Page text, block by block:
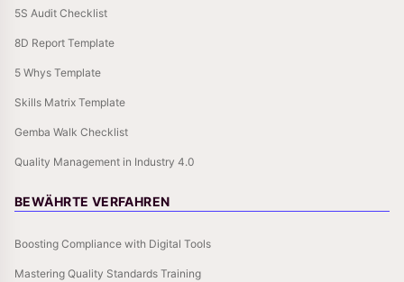
5S Audit Checklist
8D Report Template
5 Whys Template
Skills Matrix Template
Gemba Walk Checklist
Quality Management in Industry 4.0
BEWÄHRTE VERFAHREN
Boosting Compliance with Digital Tools
Mastering Quality Standards Training